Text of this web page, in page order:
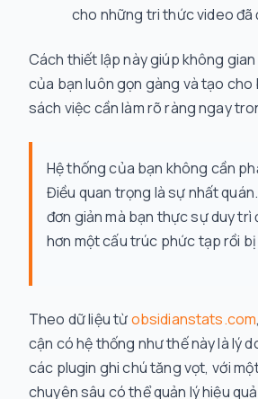
cho những tri thức video đã
Cách thiết lập này giúp không gian
của bạn luôn gọn gàng và tạo cho
sách việc cần làm rõ ràng ngay
Hệ thống của bạn không cần
Điều quan trọng là sự nhất
đơn giản mà bạn thực sự duy
hơn một cấu trúc phức tạp rồi bị
Theo dữ liệu từobsidianstats.com
cận có hệ thống như thế này là lý
các plugin ghi chú tăng vọt, với
chuyên sâu có thể quản lý hiệu